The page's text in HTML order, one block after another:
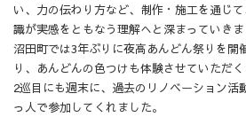
い、力の伝わり方など、制作・施工を通じ
識が実感をともなう理解へと深まっていきま
沼田町では3年ぶりに夜高あんどん祭りを開
り、あんどんの色つけも体験させていただく
2巡目にも週末に、過去のリノベーション活
っ人で参加してくれました。